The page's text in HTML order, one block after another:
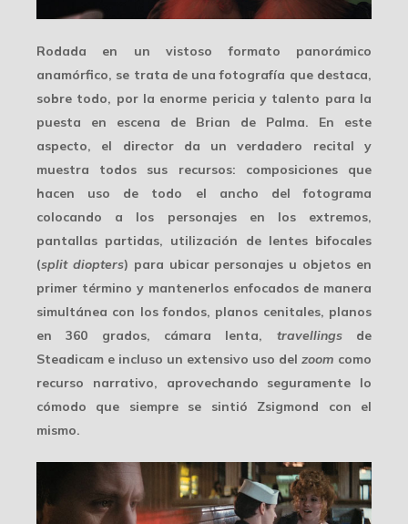
Rodada en un vistosoformato panorámico
anamórfico, se trata de una fotografía que destaca,
sobre todo, por la enorme pericia y talento para la
puesta en escena de Brian de Palma. En este
aspecto, el director da un verdadero recital y
muestra todos sus recursos: composiciones que
hacen uso de todo el ancho del fotograma
colocando a los personajes en los extremos,
pantallas partidas, utilización de lentes bifocales
(split diopters) para ubicar personajes u objetos en
primer término y mantenerlos enfocados de manera
simultánea con los fondos, planos cenitales, planos
en 360 grados, cámara lenta, travellingsde
Steadicam e incluso un extensivo uso del zoom como
recurso narrativo, aprovechando seguramente lo
cómodo que siempre se sintió Zsigmond con el
mismo.